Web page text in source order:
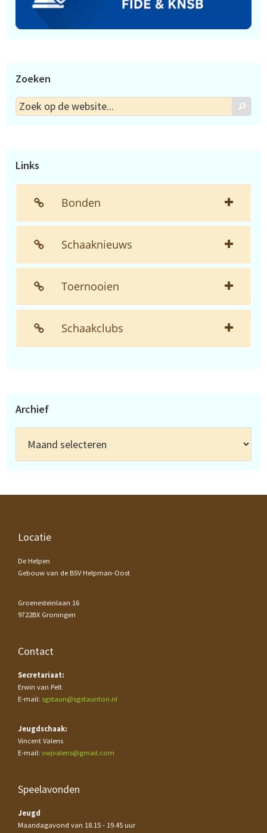
Zoeken
Zoek
op
Zoek
Links
Bonden
Schaaknieuws
Toernooien
Schaakclubs
Archief
Footer
Locatie
De Helpen
Gebouw van de BSV Helpman-Oost
Groenesteinlaan 16
9722BX Groningen
Contact
Secretariaat:
Erwin van Pelt
E-mail: sgstaun@sgstaunton.nl
Jeugdschaak:
Vincent Valens
E-mail: vwjvalens@gmail.com
Speelavonden
Jeugd
Maandagavond van 18.15 - 19.45 uur